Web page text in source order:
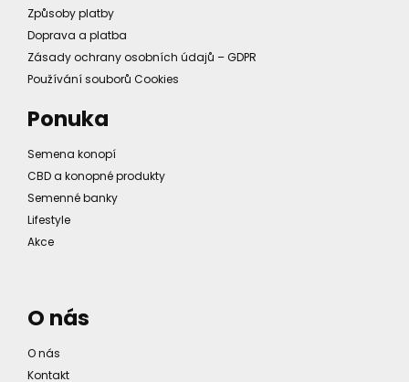
Způsoby platby
Doprava a platba
Zásady ochrany osobních údajů – GDPR
Používání souborů Cookies
Ponuka
Semena konopí
CBD a konopné produkty
Semenné banky
Lifestyle
Akce
O nás
O nás
Kontakt